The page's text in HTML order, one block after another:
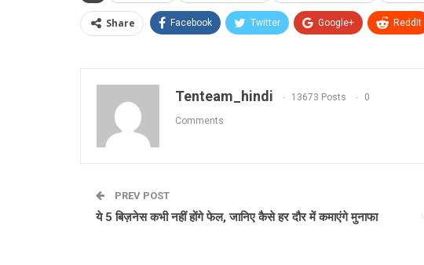
Share Facebook Twitter Google+ ReddIt
Tenteam_hindi 13673 Posts 0
Comments
PREV POST
ये 5 बिज़नेस कभी नहीं होंगे फेल, जानिए कैसे हर दौर में कमाएंगे मुनाफा